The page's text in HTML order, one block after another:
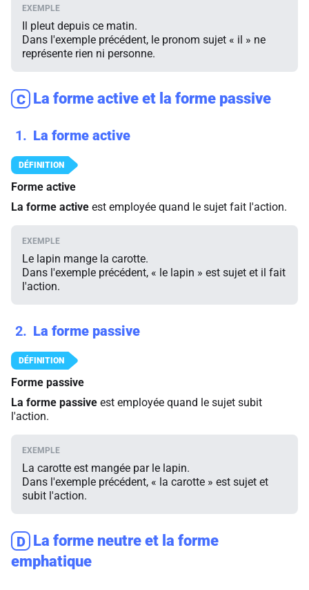
Il pleut depuis ce matin.
Dans l'exemple précédent, le pronom sujet « il » ne
représente rien ni personne.
C La forme active et la forme passive
1 La forme active
Forme active
La forme active est employée quand le sujet fait l'action.
Le lapin mange la carotte.
Dans l'exemple précédent, « le lapin » est sujet et il fait
l'action.
2 La forme passive
Forme passive
La forme passive est employée quand le sujet subit
l'action.
La carotte est mangée par le lapin.
Dans l'exemple précédent, « la carotte » est sujet et
subit l'action.
D La forme neutre et la forme
emphatique